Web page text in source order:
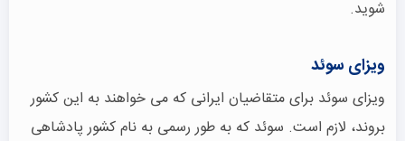
شوید.
ویزای سوئد
ویزای سوئد برای متقاضیان ایرانی که می خواهند به این کشور
بروند، لازم است. سوئد که به طور رسمی به نام کشور پادشاهی